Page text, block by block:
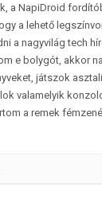
a NapiDroid
a lehető
a nagyvilág tech
e bolygót, akkor
játszok
valamelyik
a remek